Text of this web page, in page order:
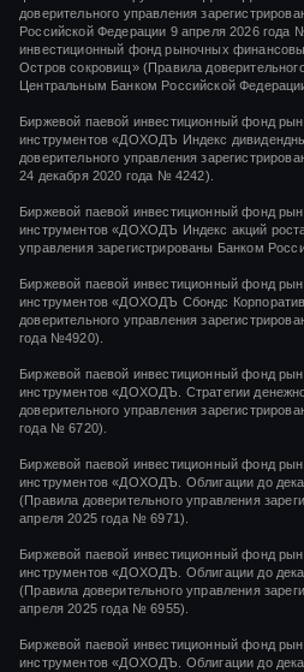
доверительного управления
Российской Федерации 9 апреля 2026
инвестиционный фонд рыночных
Остров сокровищ» (Правила
Центральным Банком Российской
Биржевой паевой инвестиционный фонд
инструментов«ДОХОДЪ Индекс
доверительного управления
24 декабря 2020 года № 4242).
Биржевой паевой инвестиционный фонд
инструментов«ДОХОДЪ Индекс акций
управления зарегистрированы Банком
Биржевой паевой инвестиционный фонд
инструментов «ДОХОДЪ Сбондс
доверительного управления
года №4920).
Биржевой паевой инвестиционный фонд
инструментов «ДОХОДЪ. Стратегии
доверительного управления
года № 6720).
Биржевой паевой инвестиционный фонд
инструментов «ДОХОДЪ. Облигации до
(Правила доверительного управления
апреля 2025 года № 6971).
Биржевой паевой инвестиционный фонд
инструментов «ДОХОДЪ. Облигации до
(Правила доверительного управления
апреля 2025 года № 6955).
Биржевой паевой инвестиционный фонд
инструментов «ДОХОДЪ. Облигации до